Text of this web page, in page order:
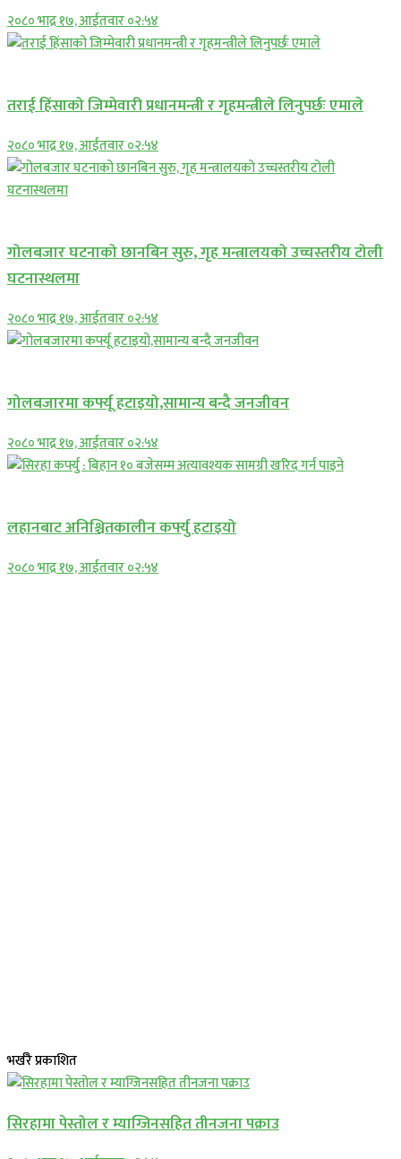
२०८० भाद्र १७, आईतवार ०२:५४
तराई हिंसाको जिम्मेवारी प्रधानमन्त्री र गृहमन्त्रीले लिनुपर्छः एमाले
२०८० भाद्र १७, आईतवार ०२:५४
गोलबजार घटनाको छानबिन सुरु, गृह मन्त्रालयको उच्चस्तरीय टोली
घटनास्थलमा
२०८० भाद्र १७, आईतवार ०२:५४
गोलबजारमा कर्फ्यू हटाइयो,सामान्य बन्दै जनजीवन
२०८० भाद्र १७, आईतवार ०२:५४
लहानबाट अनिश्चितकालीन कर्फ्यु हटाइयो
२०८० भाद्र १७, आईतवार ०२:५४
भर्खरै प्रकाशित
सिरहामा पेस्तोल र म्याग्जिनसहित तीनजना पक्राउ